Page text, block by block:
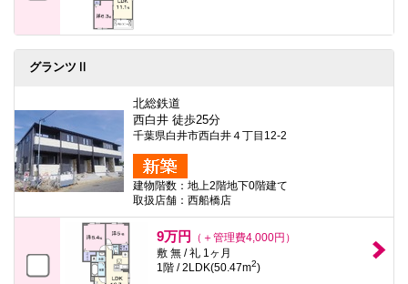
グランツⅡ
北総鉄道
西白井 徒歩25分
千葉県白井市西白井４丁目12-2
建物階数：地上2階地下0階建て
取扱店舗：西船橋店
9万円
（＋管理費4,000円）
敷 無 / 礼 1ヶ月
1階 / 2LDK(50.47m2)